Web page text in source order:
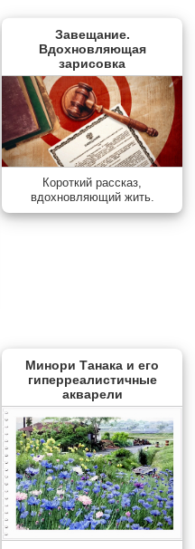
Завещание.
Вдохновляющая
зарисовка
Короткий рассказ,
вдохновляющий жить.
Минори Танака и его
гиперреалистичные
акварели